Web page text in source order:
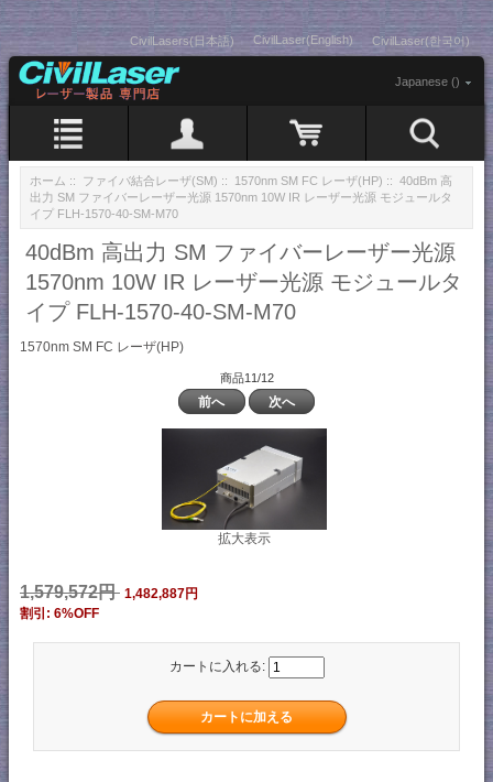
CivilLasers(日本語) CivilLaser(English) CivilLaser(한국어)
Japanese ()
ホーム :: ファイバ結合レーザ(SM) :: 1570nm SM FC レーザ(HP) :: 40dBm 高
出力 SM ファイバーレーザー光源 1570nm 10W IR レーザー光源 モジュールタ
イプ FLH-1570-40-SM-M70
40dBm 高出力 SM ファイバーレーザー光源
1570nm 10W IR レーザー光源 モジュールタ
イプ FLH-1570-40-SM-M70
1570nm SM FC レーザ(HP)
商品11/12
前へ 次へ
拡大表示
1,579,572円 1,482,887円
割引: 6%OFF
カートに入れる: